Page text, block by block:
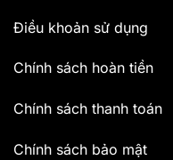
Điều khoản sử dụng
Chính sách hoàn tiền
Chính sách thanh toán
Chính sách bảo mật